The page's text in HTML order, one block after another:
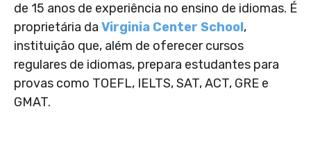
de 15 anos de experiência no ensino de idiomas. É
proprietária da Virginia Center School,
instituição que, além de oferecer cursos
regulares de idiomas, prepara estudantes para
provas como TOEFL, IELTS, SAT, ACT, GRE e
GMAT.